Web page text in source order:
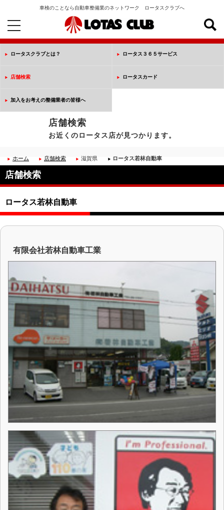
車検のことなら自動車整備業のネットワーク ロータスクラブへ
toggle
navigation
ロータスクラブとは？ ロータス３６５サービス
店舗検索 ロータスカード
加入をお考えの整備業者の皆様へ
店舗検索
お近くのロータス店が見つかります。
ホーム 店舗検索 滋賀県 ロータス若林自動車
店舗検索
ロータス若林自動車
有限会社若林自動車工業